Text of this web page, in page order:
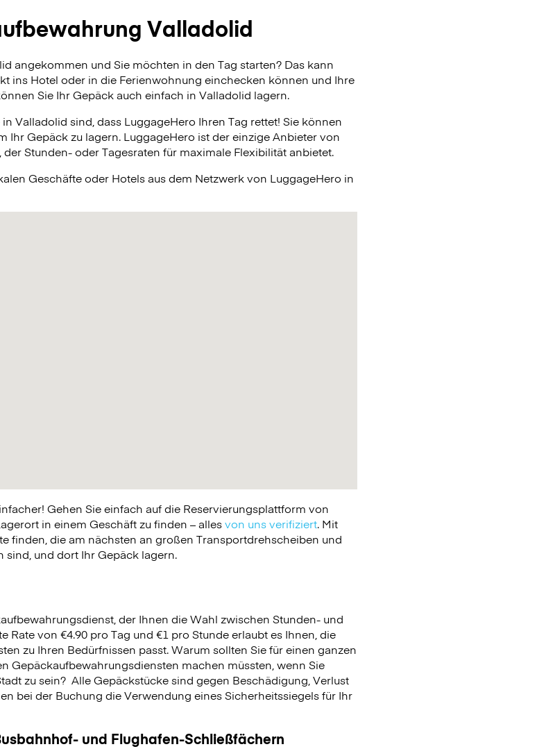
Valladolid
angekommen und Sie möchten in den Tag starten? Das kann
ins Hotel oder in die Ferienwohnung einchecken können und Ihre
Sie Ihr Gepäck auch einfach in Valladolid lagern.
Valladolid sind, dass LuggageHero Ihren Tag rettet! Sie können
Ihr Gepäck zu lagern. LuggageHero ist der einzige Anbieter von
Stunden- oder Tagesraten für maximale Flexibilität anbietet.
Geschäfte oder Hotels aus dem Netzwerk von LuggageHero in
Gehen Sie einfach auf die Reservierungsplattform von
in einem Geschäft zu finden – allesvon uns verifiziert. Mit
finden, die am nächsten an großen Transportdrehscheiben und
und dort Ihr Gepäck lagern.
der Ihnen die Wahl zwischen Stunden- und
Rate von €4.90 pro Tag und €1 pro Stunde erlaubt es Ihnen, die
zu Ihren Bedürfnissen passt. Warum sollten Sie für einen ganzen
Gepäckaufbewahrungsdiensten machen müssten, wenn Sie
zu sein? Alle Gepäckstücke sind gegen Beschädigung, Verlust
bei der Buchung die Verwendung eines Sicherheitssiegels für Ihr
und Flughafen-Schließfächern